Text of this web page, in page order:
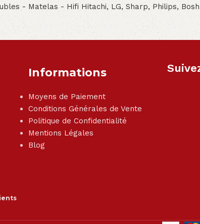
- Matelas - Hifi Hitachi, LG, Sharp, Philips,
Informations
Moyens de Paiement
Conditions Générales de Vente
Politique de Confidentialité
Mentions Légales
Blog